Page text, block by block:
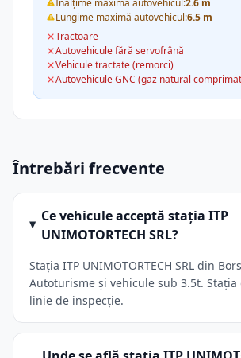
Înălțime maximă autovehicul:2.6 m
Lungime maximă autovehicul:6.5 m
Tractoare
Autovehicule fără servofrână
Vehicule tractate (remorci)
Autovehicule GNC (gaz natural
Întrebări frecvente
Ce vehicule acceptă stația ITP
UNIMOTORTECH SRL?
Stația ITP UNIMOTORTECH SRL din
Autoturisme și vehicule sub 3.5t. Stația
linie de inspecție.